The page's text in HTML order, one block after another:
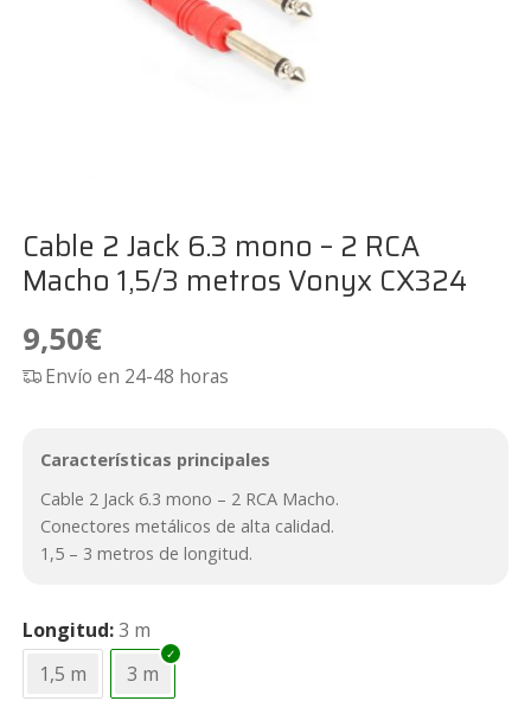
Cable 2 Jack 6.3 mono – 2 RCA
Macho 1,5/3 metros Vonyx CX324
9,50€
Envío en 24-48 horas
Características principales
Cable 2 Jack 6.3 mono – 2 RCA Macho.
Conectores metálicos de alta calidad.
1,5 – 3 metros de longitud.
Longitud 3 m
1,5 m
3 m